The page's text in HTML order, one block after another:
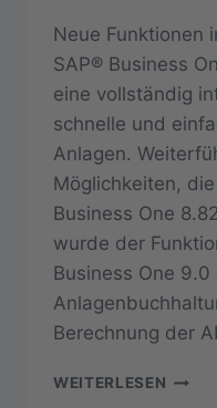
Neue Funktionen
SAP® Business
eine vollständig
schnelle und
Anlagen.
Möglichkeiten,
Business One
wurde der
Business One
Berechnung der
WEITERLESEN